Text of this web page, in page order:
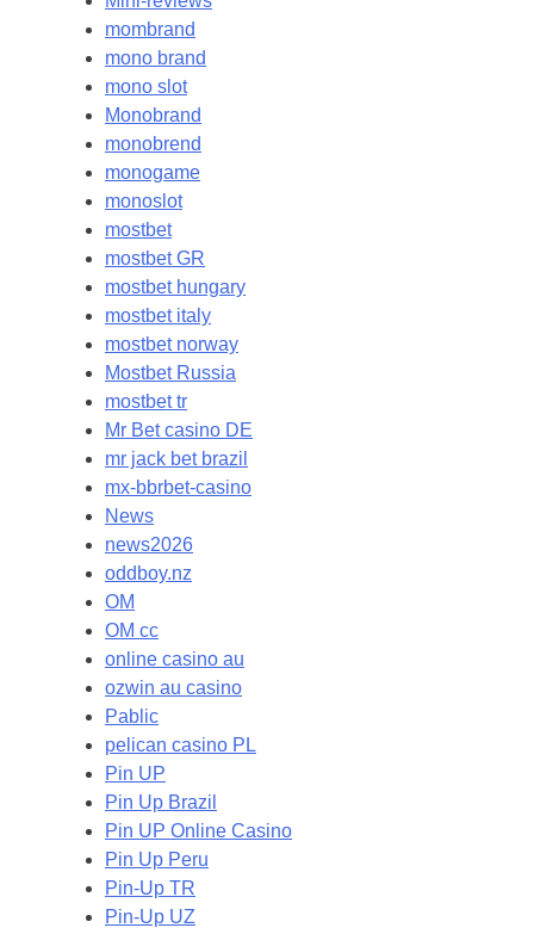
mombrand
mono brand
mono slot
Monobrand
monobrend
monogame
monoslot
mostbet
mostbet GR
mostbet hungary
mostbet italy
mostbet norway
Mostbet Russia
mostbet tr
Mr Bet casino DE
mr jack bet brazil
mx-bbrbet-casino
News
news2026
oddboy.nz
OM
OM cc
online casino au
ozwin au casino
Pablic
pelican casino PL
Pin UP
Pin Up Brazil
Pin UP Online Casino
Pin Up Peru
Pin-Up TR
Pin-Up UZ